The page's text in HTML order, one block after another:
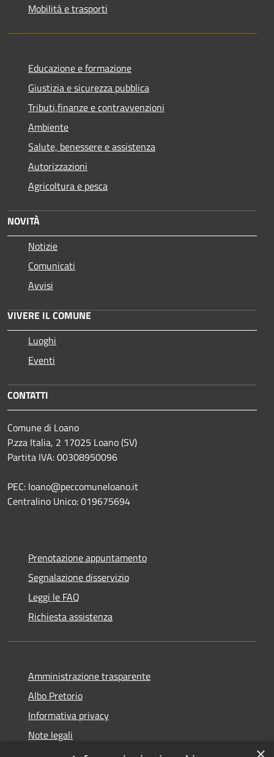
Mobilità e trasporti
Educazione e formazione
Giustizia e sicurezza pubblica
Tributi,finanze e contravvenzioni
Ambiente
Salute, benessere e assistenza
Autorizzazioni
Agricoltura e pesca
NOVITÀ
Notizie
Comunicati
Avvisi
VIVERE IL COMUNE
Luoghi
Eventi
CONTATTI
Comune di Loano
P.zza Italia, 2 17025 Loano (SV)
Partita IVA: 00308950096
PEC: loano@peccomuneloano.it
Centralino Unico: 019675694
Prenotazione appuntamento
Segnalazione disservizio
Leggi le FAQ
Richiesta assistenza
Amministrazione trasparente
Albo Pretorio
Informativa privacy
Note legali